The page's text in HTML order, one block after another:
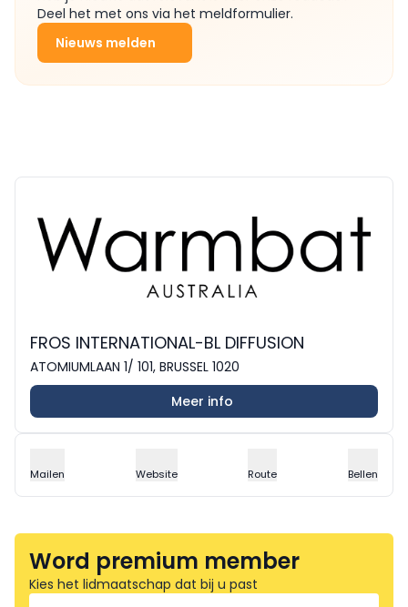
Deel het met ons via het meldformulier.
Nieuws melden
FROS INTERNATIONAL-BL DIFFUSION
ATOMIUMLAAN 1/ 101, BRUSSEL 1020
Meer info
Mailen Website Route Bellen
Word premium member
Kies het lidmaatschap dat bij u past